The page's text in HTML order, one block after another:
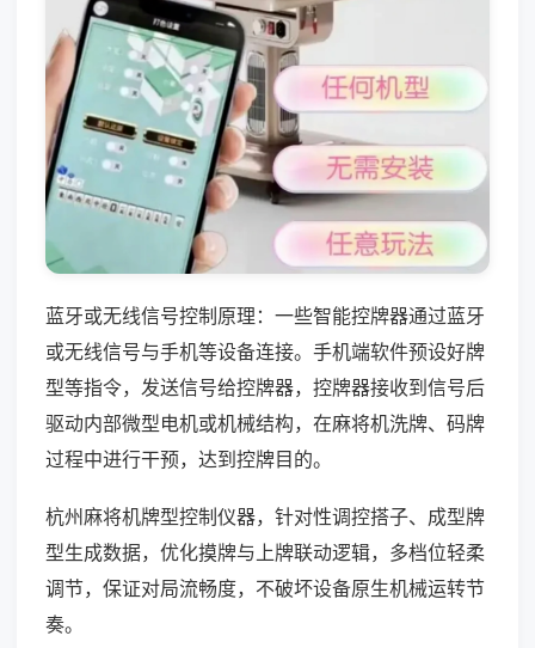
蓝牙或无线信号控制原理：一些智能控牌器通过蓝牙
或无线信号与手机等设备连接。手机端软件预设好牌
型等指令，发送信号给控牌器，控牌器接收到信号后
驱动内部微型电机或机械结构，在麻将机洗牌、码牌
过程中进行干预，达到控牌目的。
杭州麻将机牌型控制仪器，针对性调控搭子、成型牌
型生成数据，优化摸牌与上牌联动逻辑，多档位轻柔
调节，保证对局流畅度，不破坏设备原生机械运转节
奏。